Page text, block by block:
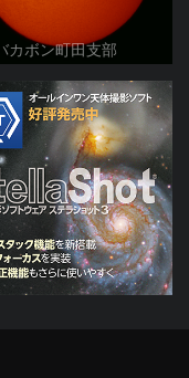
カボン町田支部